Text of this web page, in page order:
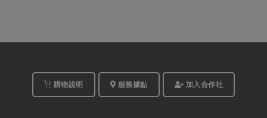
購物說明 服務據點 加入合作社